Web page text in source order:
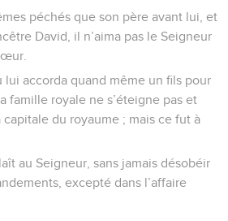
péchés que son père avant lui, et
David, il n’aima pas le Seigneur
lui accorda quand même un fils pour
famille royale ne s’éteigne pas et
du royaume ; mais ce fut à
au Seigneur, sans jamais désobéir
excepté dans l’affaire